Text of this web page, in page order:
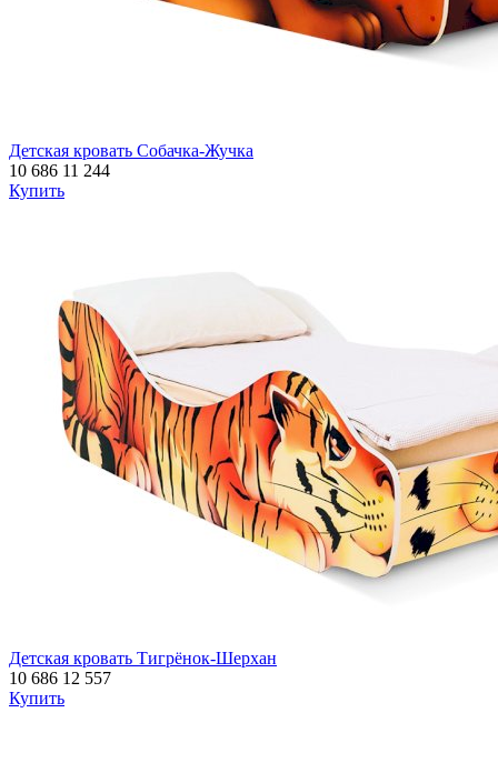
Детская кровать Собачка-Жучка
10 686 11 244
Купить
Детская кровать Тигрёнок-Шерхан
10 686 12 557
Купить